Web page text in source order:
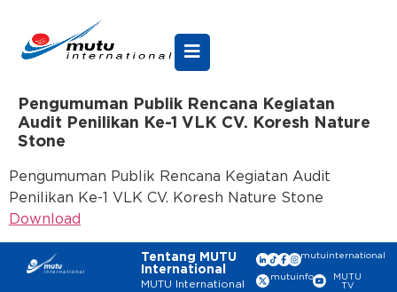
Pengumuman Publik Rencana Kegiatan
Audit Penilikan Ke-1 VLK CV. Koresh Nature
Stone
Pengumuman Publik Rencana Kegiatan Audit
Penilikan Ke-1 VLK CV. Koresh Nature Stone
Download
Tentang MUTU
International
MUTU International
mutuinternational
mutuinfo
MUTU
TV